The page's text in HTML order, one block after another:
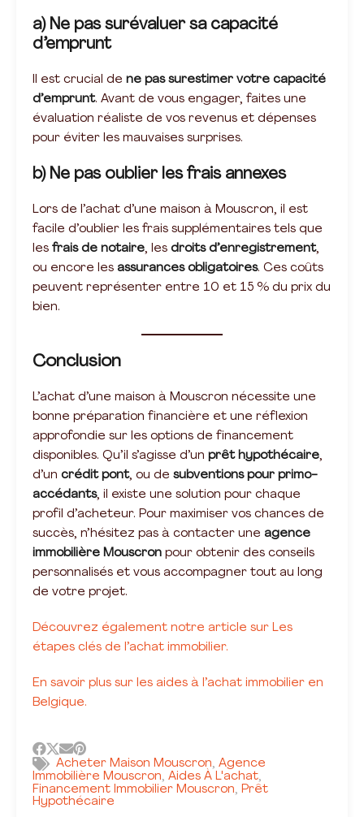
a) Ne pas surévaluer sa capacité
d’emprunt
Il est crucial de ne pas surestimer votre capacité
d’emprunt. Avant de vous engager, faites une
évaluation réaliste de vos revenus et dépenses
pour éviter les mauvaises surprises.
b) Ne pas oublier les frais annexes
Lors de l’achat d’une maison à Mouscron, il est
facile d’oublier les frais supplémentaires tels que
les frais de notaire, les droits d’enregistrement,
ou encore les assurances obligatoires. Ces coûts
peuvent représenter entre 10 et 15 % du prix du
bien.
Conclusion
L’achat d’une maison à Mouscron nécessite une
bonne préparation financière et une réflexion
approfondie sur les options de financement
disponibles. Qu’il s’agisse d’un prêt hypothécaire,
d’un crédit pont, ou de subventions pour primo-
accédants, il existe une solution pour chaque
profil d’acheteur. Pour maximiser vos chances de
succès, n’hésitez pas à contacter une agence
immobilière Mouscron pour obtenir des conseils
personnalisés et vous accompagner tout au long
de votre projet.
Découvrez également notre article sur Les
étapes clés de l’achat immobilier.
En savoir plus sur les aides à l’achat immobilier en
Belgique.
Acheter Maison Mouscron, Agence
Immobilière Mouscron, Aides À L'achat,
Financement Immobilier Mouscron, Prêt
Hypothécaire